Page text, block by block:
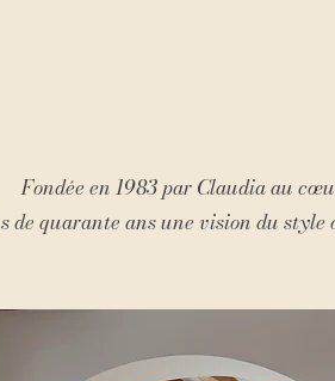
Fondée en 1983 par Claudia au
de quarante ans une vision du style